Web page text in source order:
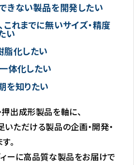
きない製品を開発したい
これまでに無いサイズ・精度
い
脂化したい
体化したい
を知りたい
出成形製品を軸に、
ただける製品の企画・開発・
。
ーに高品質な製品をお届けで